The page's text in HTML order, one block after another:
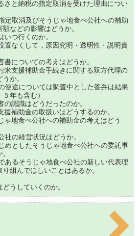
と納税の指定取消を受けた理由につい
取消及びそうじゃ地食べ公社への補助
などの影響はどうか。
つ行くのか。
なくして，原因究明・透明性・説明責
ついての考えはどうか。
支援補助金手続きに関する双方代理の
か。
途については調査中とした答弁は結果
年も含む）
認識はどうだったのか。
助金の取扱いはどうするのか。
地食べ公社への補助金の考えはどう
の経営状況はどうか。
としたそうじゃ地食べ公社への委託事
るそうじゃ地食べ公社の新しい代表理
組んでほしいことはあるか。
どうしていくのか。